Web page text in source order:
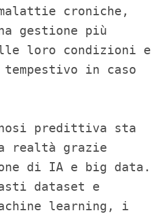
croniche,
gestione più
loro condizioni e
in caso
predittiva sta
realtà grazie
di IA e big data.
dataset e
learning, i